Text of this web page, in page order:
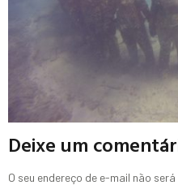
Deixe um
O seu endereço de e-mail não